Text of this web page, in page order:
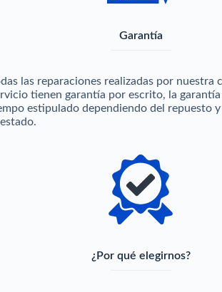
Garantía
las reparaciones realizadas por nuestra
tienen garantía por escrito, la
estipulado dependiendo del repuesto
¿Por qué elegirnos?